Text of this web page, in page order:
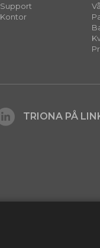
Support
Kontor
TRIONA PÅ